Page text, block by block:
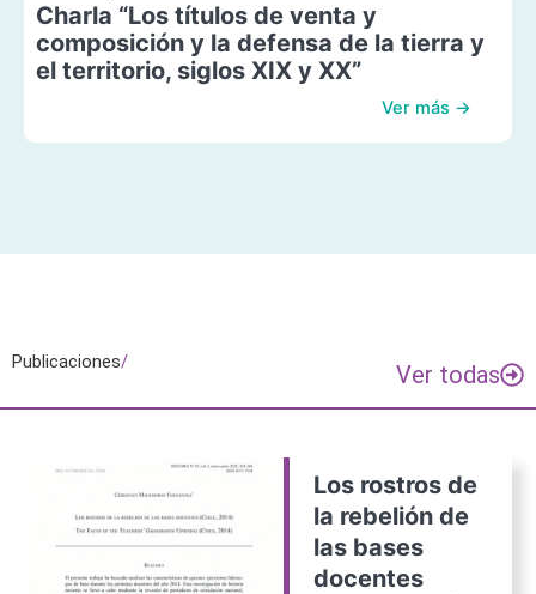
Charla “Los títulos de venta y
composición y la defensa de la tierra y
el territorio, siglos XIX y XX”
Ver más →
Publicaciones/ Ver todas
Los rostros de
la rebelión de
las bases
docentes